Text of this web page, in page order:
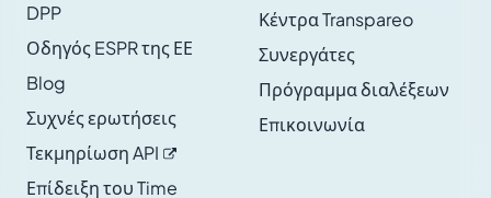
DPP
Οδηγός ESPR της ΕΕ
Blog
Συχνές ερωτήσεις
ΤεκμηρίωσηAPI
Επίδειξη του Time
Κέντρα Transpareo
Συνεργάτες
Πρόγραμμα διαλέξεων
Επικοινωνία